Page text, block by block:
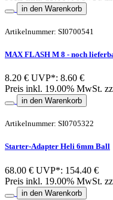
in den Warenkorb
Artikelnummer: SI0700541
MAX FLASH M 8 - noch
8.20 € UVP*: 8.60 €
Preis inkl. 19.00% MwSt.
in den Warenkorb
Artikelnummer: SI0705322
Starter-Adapter Heli 6mm Ball
68.00 € UVP*: 154.40 €
Preis inkl. 19.00% MwSt.
in den Warenkorb